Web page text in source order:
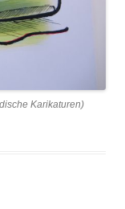
Karikaturen)